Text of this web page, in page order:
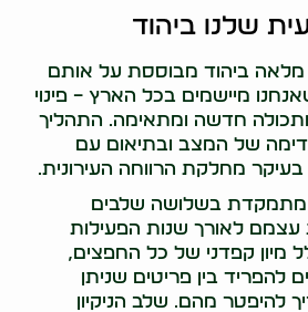
שלנו ביהוד
מלאה ביהוד מבוססת על אותם
מיישמים בכל הארץ – פינוי
ותכולה חדשה ומתאימה. התהליך
של המצב ובתיאום עם
בעיקר מחלקת הרווחה העירונית.
מתמקדת בשלושה שלבים
עצמם לאורך שנות הפעילות
מיון קפדני של כל החפצים,
להפריד בין פריטים שניתן
להיפטר מהם. שלב הניקיון